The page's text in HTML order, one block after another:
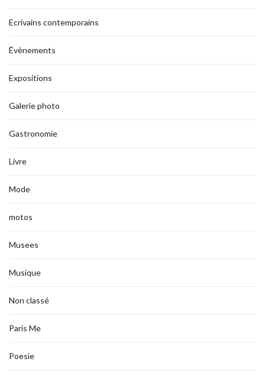
Ecrivains contemporains
Évènements
Expositions
Galerie photo
Gastronomie
Livre
Mode
motos
Musees
Musique
Non classé
Paris Me
Poesie